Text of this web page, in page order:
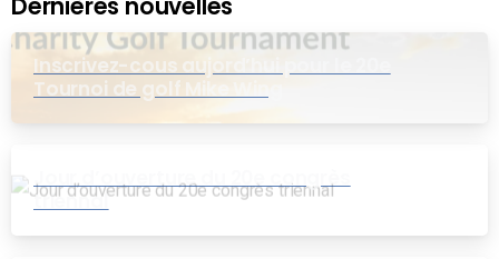
Dernières nouvelles
Inscrivez-cous aujord’hui pour le 20e
Tournoi de golf Mike Wing
Jour d’ouverture du 20e congrès
triennal